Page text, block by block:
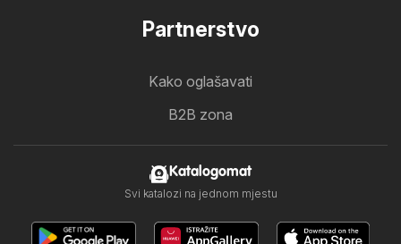
Partnerstvo
Kako oglašavati
B2B zona
Katalogomat
Svi katalozi na jednom mjestu